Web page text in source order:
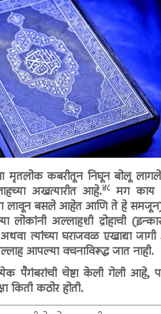
मृतलोक कबरीतून निघून बोलू
अखत्यारीत आहे.४८मग काय
लावून बसले आहेत आणि ते हे समजून)
लोकांनी अल्लाहशी द्रोहाची
त्यांच्या घराजवळ एखाद्या
आपल्या वचनाविरूद्ध जात नाही.
पैगंबरांची चेष्टा केली गेली आहे,
किती कठोर होती.